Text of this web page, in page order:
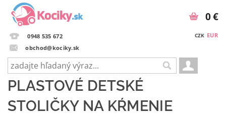
0948 535 672
obchod@kociky.sk
CZK EUR
0 €
PLASTOVÉ DETSKÉ
STOLIČKY NA KŔMENIE